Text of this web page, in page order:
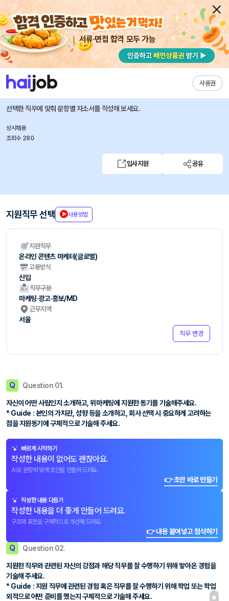
서류·면접 합격 모두 가능
사용권
채용공고 자소서 자유항목 자소서 내 작성목록
위마케팅 즐겨찾기
온라인 콘텐츠 마케터(글로벌)
선택한 직무에 맞춰 문항별 자소서를 작성해 보세요.
상시채용
조회수 280
입사지원 공유
지원직무 선택 사용방법
지원직무
온라인 콘텐츠 마케터(글로벌)
고용방식
신입
직무구분
마케팅·광고·홍보/MD
근무지역
서울
직무 변경
Q Question 01.
자신이 어떤 사람인지 소개하고, 위마케팅에 지원한 동기를 기술해주세요.
* Guide : 본인의 가치관, 성향 등을 소개하고, 회사 선택 시 중요하게 고려하는
점을 지원동기에 구체적으로 기술해 주세요.
빠르게 시작하기
작성한 내용이 없어도 괜찮아요.
AI로 문항에 맞게 초안을 만들어 드려요.
👉 초안 바로 만들기
작성한 내용 다듬기
작성한 내용을 더 좋게 만들어 드려요.
구조와 표현을 구체적으로 개선해 드려요.
👉 내용 붙여넣고 첨삭하기
Q Question 02.
지원한 직무와 관련된 자신의 강점과 해당 직무를 잘 수행하기 위해 쌓아온 경험을
기술해 주세요.
* Guide : 지원 직무에 관련된 경험 혹은 직무를 잘 수행하기 위해 학업 또는 학업
외적으로 어떤 준비를 했는지 구체적으로 기술해 주세요.